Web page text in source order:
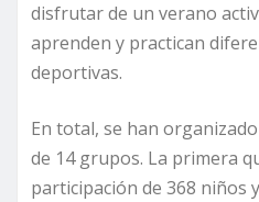
disfrutar de un verano
aprenden y practican
deportivas.
En total, se han
de 14 grupos. La primera
participación de 368 niños